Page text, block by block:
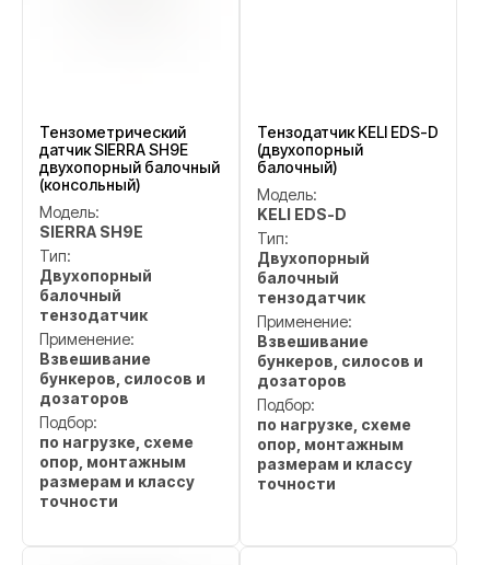
Тензометрический
датчик SIERRA SH9E
двухопорный балочный
(консольный)
Модель:
SIERRA SH9E
Тип:
Двухопорный
балочный
тензодатчик
Применение:
Взвешивание
бункеров, силосов и
дозаторов
Подбор:
по нагрузке, схеме
опор, монтажным
размерам и классу
точности
Тензодатчик KELI EDS-D
(двухопорный
балочный)
Модель:
KELI EDS-D
Тип:
Двухопорный
балочный
тензодатчик
Применение:
Взвешивание
бункеров, силосов и
дозаторов
Подбор:
по нагрузке, схеме
опор, монтажным
размерам и классу
точности